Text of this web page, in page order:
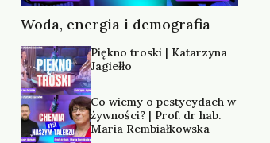
Woda, energia i demografia
Piękno troski | Katarzyna
Jagiełło
Co wiemy o pestycydach w
żywności? | Prof. dr hab.
Maria Rembiałkowska